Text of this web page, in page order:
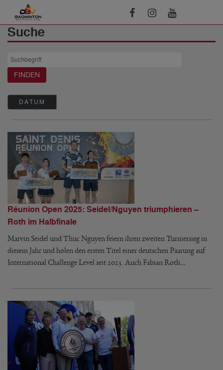
Suche
DATUM
Réunion Open 2025: Seidel/Nguyen triumphieren –
Roth im Halbfinale
Marvin Seidel und Thuc Nguyen feiern ihren zweiten Turniersieg in
diesem Jahr und holen den ersten Titel einer deutschen Paarung auf
International Challenge Level seit 2023. Auch Fabian Roth…